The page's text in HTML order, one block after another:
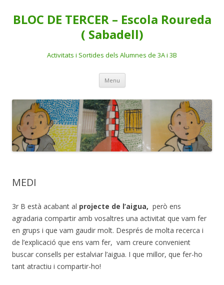
BLOC DE TERCER – Escola Roureda
( Sabadell)
Activitats i Sortides dels Alumnes de 3A i 3B
Menu Skip
content
MEDI
3r B està acabant al projecte de l’aigua, però ens
agradaria compartir amb vosaltres una activitat que vam fer
en grups i que vam gaudir molt. Després de molta recerca i
de l’explicació que ens vam fer, vam creure convenient
buscar consells per estalviar l’aigua. I que millor, que fer-ho
tant atractiu i compartir-ho!